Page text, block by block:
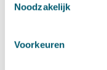
Noodzakelijk
Voorkeuren
september (9)
juni (7)